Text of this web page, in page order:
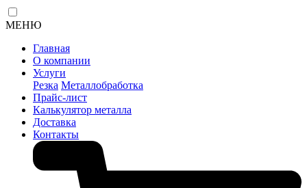
МЕНЮ
Главная
О компании
Услуги
Резка Металлобработка
Прайс-лист
Калькулятор металла
Доставка
Контакты